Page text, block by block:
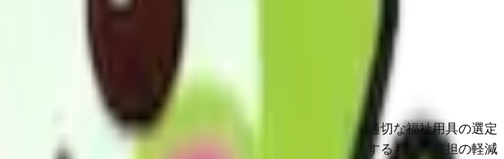
の心身の状況、希望及びその置かれている環境を踏まえた適切な福祉用具の選定
便宜を図り、その機能訓練に資するとともに、利用者を介護するものの負担の軽減